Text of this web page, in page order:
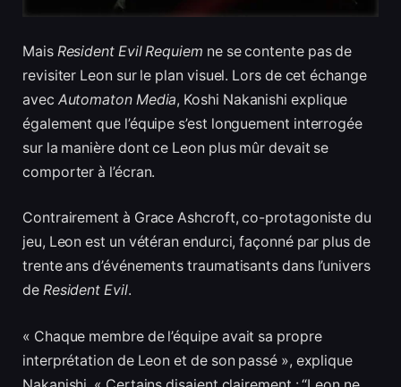
Mais Resident Evil Requiem ne se contente pas de
revisiter Leon sur le plan visuel. Lors de cet échange
avec Automaton Media, Koshi Nakanishi explique
également que l’équipe s’est longuement interrogée
sur la manière dont ce Leon plus mûr devait se
comporter à l’écran.
Contrairement à Grace Ashcroft, co-protagoniste du
jeu, Leon est un vétéran endurci, façonné par plus de
trente ans d’événements traumatisants dans l’univers
de Resident Evil.
« Chaque membre de l’équipe avait sa propre
interprétation de Leon et de son passé », explique